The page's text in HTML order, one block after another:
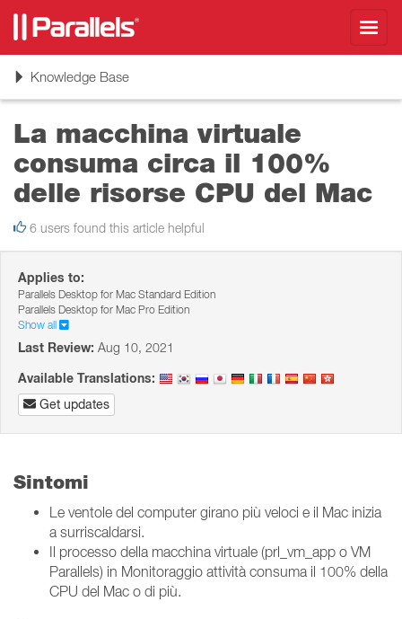
ToggleKnowledge Base
La macchina virtuale
consuma circa il 100%
delle risorse CPU del Mac
6 users found this article helpful
Applies to:
Parallels Desktop for Mac Standard Edition
Parallels Desktop for Mac Pro Edition
Show all
Last Review: Aug 10, 2021
Available Translations:
Get updates
Sintomi
Le ventole del computer girano più veloci e il Mac inizia
a surriscaldarsi.
Il processo della macchina virtuale (prl_vm_app o VM
Parallels) in Monitoraggio attività consuma il 100% della
CPU del Mac o di più.